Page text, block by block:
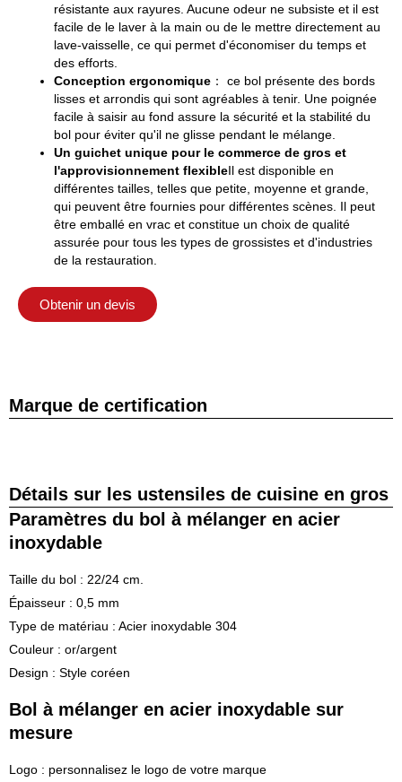
résistante aux rayures. Aucune odeur ne subsiste et il est
facile de le laver à la main ou de le mettre directement au
lave-vaisselle, ce qui permet d'économiser du temps et
des efforts.
Conception ergonomique ： ce bol présente des bords
lisses et arrondis qui sont agréables à tenir. Une poignée
facile à saisir au fond assure la sécurité et la stabilité du
bol pour éviter qu'il ne glisse pendant le mélange.
Un guichet unique pour le commerce de gros et
l'approvisionnement flexibleIl est disponible en
différentes tailles, telles que petite, moyenne et grande,
qui peuvent être fournies pour différentes scènes. Il peut
être emballé en vrac et constitue un choix de qualité
assurée pour tous les types de grossistes et d'industries
de la restauration.
Obtenir un devis
Marque de certification
Détails sur les ustensiles de cuisine en gros
Paramètres du bol à mélanger en acier
inoxydable
Taille du bol : 22/24 cm.
Épaisseur : 0,5 mm
Type de matériau : Acier inoxydable 304
Couleur : or/argent
Design : Style coréen
Bol à mélanger en acier inoxydable sur
mesure
Logo : personnalisez le logo de votre marque